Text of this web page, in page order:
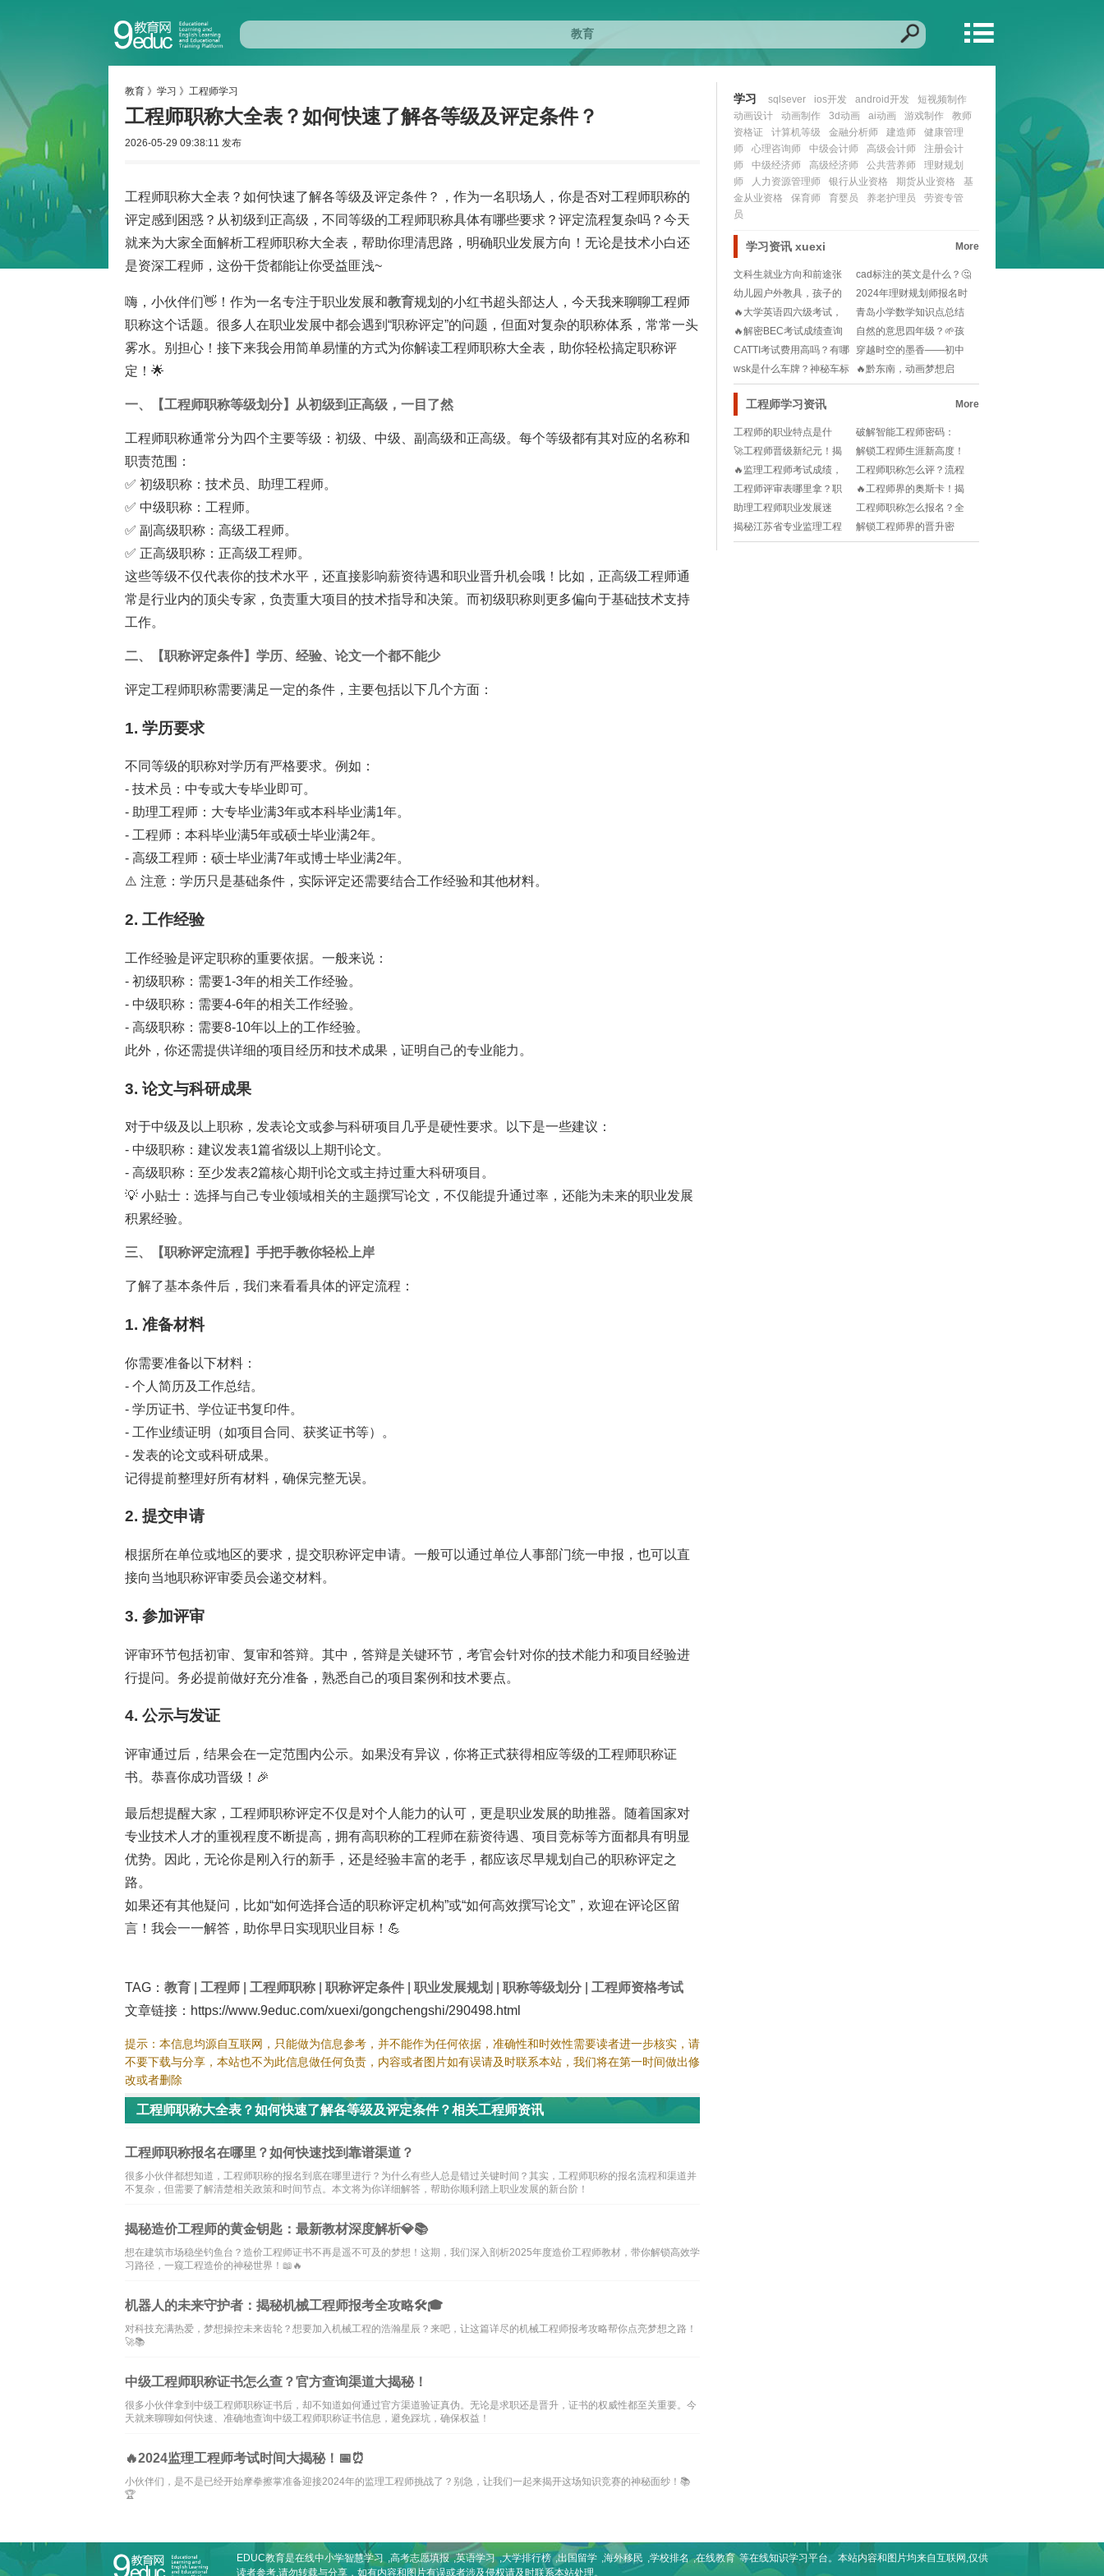
教育 》 学习 》 工程师学习
工程师职称大全表？如何快速了解各等级及评定条件？
2026-05-29 09:38:11 发布
工程师职称大全表？如何快速了解各等级及评定条件？，作为一名职场人，你是否对工程师职称的
评定感到困惑？从初级到正高级，不同等级的工程师职称具体有哪些要求？评定流程复杂吗？今天
就来为大家全面解析工程师职称大全表，帮助你理清思路，明确职业发展方向！无论是技术小白还
是资深工程师，这份干货都能让你受益匪浅~
嗨，小伙伴们👋！作为一名专注于职业发展和教育规划的小红书超头部达人，今天我来聊聊工程师
职称这个话题。很多人在职业发展中都会遇到“职称评定”的问题，但面对复杂的职称体系，常常一头
雾水。别担心！接下来我会用简单易懂的方式为你解读工程师职称大全表，助你轻松搞定职称评
定！🌟
一、【工程师职称等级划分】从初级到正高级，一目了然
工程师职称通常分为四个主要等级：初级、中级、副高级和正高级。每个等级都有其对应的名称和
职责范围：
✅ 初级职称：技术员、助理工程师。
✅ 中级职称：工程师。
✅ 副高级职称：高级工程师。
✅ 正高级职称：正高级工程师。
这些等级不仅代表你的技术水平，还直接影响薪资待遇和职业晋升机会哦！比如，正高级工程师通
常是行业内的顶尖专家，负责重大项目的技术指导和决策。而初级职称则更多偏向于基础技术支持
工作。
二、【职称评定条件】学历、经验、论文一个都不能少
评定工程师职称需要满足一定的条件，主要包括以下几个方面：
1. 学历要求
不同等级的职称对学历有严格要求。例如：
- 技术员：中专或大专毕业即可。
- 助理工程师：大专毕业满3年或本科毕业满1年。
- 工程师：本科毕业满5年或硕士毕业满2年。
- 高级工程师：硕士毕业满7年或博士毕业满2年。
⚠️ 注意：学历只是基础条件，实际评定还需要结合工作经验和其他材料。
2. 工作经验
工作经验是评定职称的重要依据。一般来说：
- 初级职称：需要1-3年的相关工作经验。
- 中级职称：需要4-6年的相关工作经验。
- 高级职称：需要8-10年以上的工作经验。
此外，你还需提供详细的项目经历和技术成果，证明自己的专业能力。
3. 论文与科研成果
对于中级及以上职称，发表论文或参与科研项目几乎是硬性要求。以下是一些建议：
- 中级职称：建议发表1篇省级以上期刊论文。
- 高级职称：至少发表2篇核心期刊论文或主持过重大科研项目。
💡 小贴士：选择与自己专业领域相关的主题撰写论文，不仅能提升通过率，还能为未来的职业发展
积累经验。
三、【职称评定流程】手把手教你轻松上岸
了解了基本条件后，我们来看看具体的评定流程：
1. 准备材料
你需要准备以下材料：
- 个人简历及工作总结。
- 学历证书、学位证书复印件。
- 工作业绩证明（如项目合同、获奖证书等）。
- 发表的论文或科研成果。
记得提前整理好所有材料，确保完整无误。
2. 提交申请
根据所在单位或地区的要求，提交职称评定申请。一般可以通过单位人事部门统一申报，也可以直
接向当地职称评审委员会递交材料。
3. 参加评审
评审环节包括初审、复审和答辩。其中，答辩是关键环节，考官会针对你的技术能力和项目经验进
行提问。务必提前做好充分准备，熟悉自己的项目案例和技术要点。
4. 公示与发证
评审通过后，结果会在一定范围内公示。如果没有异议，你将正式获得相应等级的工程师职称证
书。恭喜你成功晋级！🎉
最后想提醒大家，工程师职称评定不仅是对个人能力的认可，更是职业发展的助推器。随着国家对
专业技术人才的重视程度不断提高，拥有高职称的工程师在薪资待遇、项目竞标等方面都具有明显
优势。因此，无论你是刚入行的新手，还是经验丰富的老手，都应该尽早规划自己的职称评定之
路。
如果还有其他疑问，比如“如何选择合适的职称评定机构”或“如何高效撰写论文”，欢迎在评论区留
言！我会一一解答，助你早日实现职业目标！💪
TAG： 教育 工程师 工程师职称 职称评定条件 职业发展规划 职称等级划分
工程师资格考试
文章链接：https://www.9educ.com/xuexi/gongchengshi/290498.html
提示：本信息均源自互联网，只能做为信息参考，并不能作为任何依据，准确性和时效性需要读者进一步核实，请
不要下载与分享，本站也不为此信息做任何负责，内容或者图片如有误请及时联系本站，我们将在第一时间做出修
改或者删除
工程师职称大全表？如何快速了解各等级及评定条件？相关工程师资讯
工程师职称报名在哪里？如何快速找到靠谱渠道？
很多小伙伴都想知道，工程师职称的报名到底在哪里进行？为什么有些人总是错过关键时间？其实，工程师职称的报名流程和渠道并
不复杂，但需要了解清楚相关政策和时间节点。本文将为你详细解答，帮助你顺利踏上职业发展的新台阶！
揭秘造价工程师的黄金钥匙：最新教材深度解析💎📚
想在建筑市场稳坐钓鱼台？造价工程师证书不再是遥不可及的梦想！这期，我们深入剖析2025年度造价工程师教材，带你解锁高效学
习路径，一窥工程造价的神秘世界！📖🔥
机器人的未来守护者：揭秘机械工程师报考全攻略🛠️🎓
对科技充满热爱，梦想操控未来齿轮？想要加入机械工程的浩瀚星辰？来吧，让这篇详尽的机械工程师报考攻略帮你点亮梦想之路！
🚀📚
中级工程师职称证书怎么查？官方查询渠道大揭秘！
很多小伙伴拿到中级工程师职称证书后，却不知道如何通过官方渠道验证真伪。无论是求职还是晋升，证书的权威性都至关重要。今
天就来聊聊如何快速、准确地查询中级工程师职称证书信息，避免踩坑，确保权益！
🔥2024监理工程师考试时间大揭秘！📅⏰
小伙伴们，是不是已经开始摩拳擦掌准备迎接2024年的监理工程师挑战了？别急，让我们一起来揭开这场知识竞赛的神秘面纱！📚
🏆
学习 sqlsever ios开发 android开发
短视频制作
动画设计
动画制作 3d动画 ai动画 游戏制作
教师
资格证
计算机等级 金融分析师 建造师
健康管理
师
心理咨询师 中级会计师 高级会计师
注册会计
师
中级经济师 高级经济师 公共营养师
理财规划
师
人力资源管理师 银行从业资格 期货从业资格
基
金从业资格
保育师 育婴员 养老护理员
劳资专管
员
学习资讯 xuexi More
文科生就业方向和前途张
雪峰？🎓就业迷茫党
cad标注的英文是什么？🤔
设计图纸必备术
幼儿园户外教具，孩子的
快乐学习乐园🌳!
2024年理财规划师报名时
间是啥时候？不
🔥大学英语四六级考试，
你的报名时间来了！
青岛小学数学知识点总结
大全？📚涵盖1-6
🔥解密BEC考试成绩查询
大作战：步骤指南
自然的意思四年级？🌱孩
子怎么理解更好？💡
CATTI考试费用高吗？有哪
些语种可选？
穿越时空的墨香——初中
语文课本里的文化瑰
wsk是什么车牌？神秘车标
背后隐藏哪些教
🔥黔东南，动画梦想启
航！🎨——揭秘202
工程师学习资讯 More
工程师的职业特点是什
么？如何规划工程师职业
发展？
破解智能工程师密码：
2025报考指南🚀
🚀工程师晋级新纪元！揭
秘职称考试报名官网的独
家攻略🛠️
解锁工程师生涯新高度！
职称评定那些事儿你需要
知道!
🔥监理工程师考试成绩，
你准备好了吗？成绩揭晓
倒计时!
工程师职称怎么评？流程
+条件全解析！想升职加薪
必看！
工程师评审表哪里拿？职
场小白必看！
🔥工程师界的奥斯卡！揭
秘2025年含金量Top10证
书🏆
助理工程师职业发展迷
茫？如何快速晋升+提升专
业技能？
工程师职称怎么报名？全
流程+注意事项一文搞懂！
揭秘江苏省专业监理工程
师查询新指南🔍📊
解锁工程师界的晋升密
码：职称等级与评定标准
EDUC教育是在线中小学智慧学习 ,高考志愿填报 ,英语学习 ,大学排行榜 ,出国留学 ,海外移民 ,学校排名 ,在线教育 等在线知识学习平台。本站内容和图片均来自互联网,仅供
读者参考,请勿转载与分享，如有内容和图片有误或者涉及侵权请及时联系本站处理。